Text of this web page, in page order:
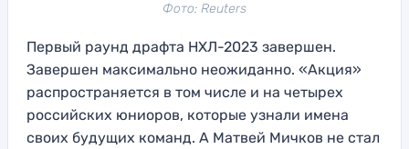
Фото: Reuters
Первый раунд драфта НХЛ-2023 завершен.
Завершен максимально неожиданно. «Акция»
распространяется в том числе и на четырех
российских юниоров, которые узнали имена
своих будущих команд. А Матвей Мичков не стал